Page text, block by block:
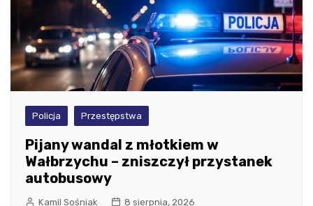
Policja Przestępstwa
Pijany wandal z młotkiem w
Wałbrzychu – zniszczył przystanek
autobusowy
Kamil Sośniak 8 sierpnia, 2026